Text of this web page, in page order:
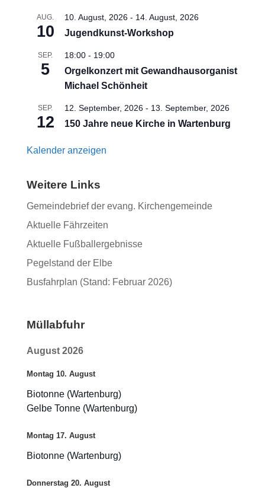
AUG.
10
10. August, 2026- 14. August, 2026
Jugendkunst-Workshop
SEP.
5
18:00- 19:00
Orgelkonzert mit Gewandhausorganist
Michael Schönheit
SEP.
12
12. September, 2026- 13. September, 2026
150 Jahre neue Kirche in Wartenburg
Kalender anzeigen
Weitere Links
Gemeindebrief der evang. Kirchengemeinde
Aktuelle Fährzeiten
Aktuelle Fußballergebnisse
Pegelstand der Elbe
Busfahrplan (Stand: Februar 2026)
Müllabfuhr
August 2026
Montag 10. August
Biotonne (Wartenburg)
Gelbe Tonne (Wartenburg)
Montag 17. August
Biotonne (Wartenburg)
Donnerstag 20. August